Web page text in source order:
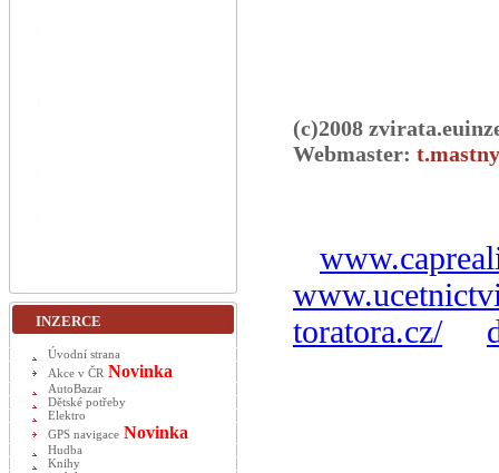
(c)2008
Webmaster:
toratora.cz/
INZERCE
Úvodní strana
Akce v ČR Novinka
AutoBazar
Dětské potřeby
Elektro
GPS navigace Novinka
Hudba
Knihy